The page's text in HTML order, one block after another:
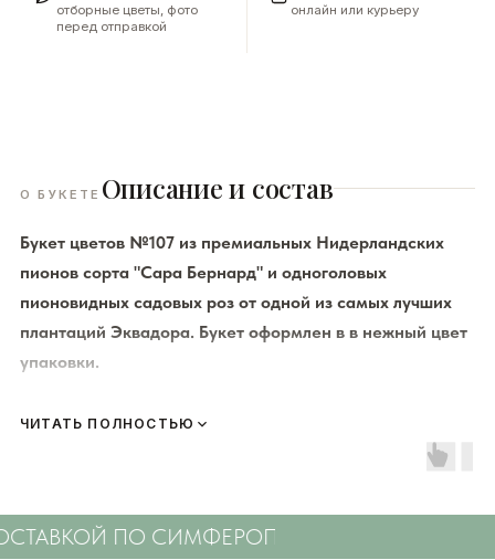
отборные цветы, фото
перед отправкой
онлайн или курьеру
О БУКЕТЕ Описание и состав
Букет цветов №107 из премиальных Нидерландских
пионов сорта "Сара Бернард" и одноголовых
пионовидных садовых роз от одной из самых лучших
плантаций Эквадора. Букет оформлен в в нежный цвет
упаковки.
К каждому букету мы прикладываем правила по уходу за
радовали Вас❤️
ЧИТАТЬ ПОЛНОСТЬЮ
ПО СИМФЕРОПОЛЮ